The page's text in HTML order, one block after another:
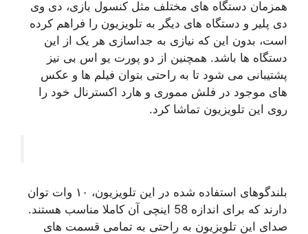
همزمان دستگاه های مختلف مثل کنسول بازی، دی وی
دی پلیر و دستگاه های دیگر به تلویزیون را فراهم کرده
است، بدون این که نیازی به جداسازی هر یک از این
دستگاه ها باشد. همچنین از دو پورت یو اس بی نیز
پشتیبانی می شود تا به راحتی بتوان فیلم ها و عکس
های موجود در فلش مموری و هارد اکسترنال خود را
روی این تلویزیون تماشا کرد.
بلندگوهای استفاده شده در این تلویزیون، ۱۰ وات توان
دارند که برای اندازه 58 اینچی آن کاملا مناسب هستند.
صدای این تلویزیون به راحتی به تمامی قسمت های